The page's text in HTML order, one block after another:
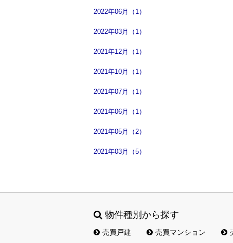
2022年06月（1）
2022年03月（1）
2021年12月（1）
2021年10月（1）
2021年07月（1）
2021年06月（1）
2021年05月（2）
2021年03月（5）
物件種別から探す
売買戸建 売買マンション